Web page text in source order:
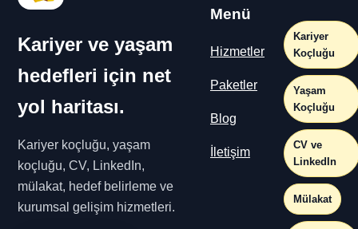
Kariyer ve yaşam
hedefleri için net
yol haritası.
Kariyer koçluğu, yaşam
koçluğu, CV, LinkedIn,
mülakat, hedef belirleme ve
kurumsal gelişim hizmetleri.
Menü
Hizmetler
Paketler
Blog
İletişim
Kariyer
Koçluğu
Yaşam
Koçluğu
CV ve
LinkedIn
Mülakat